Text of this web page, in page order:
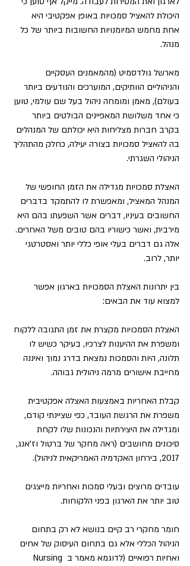
היכולת להאציל סמכויות באופן אפקטיבי היא
אחת מחמש המיומנויות החשובות ביותר של כל
מנהל.
מארשל גולדסמיט (מהמאמנים העסקיים
והניהוליים הוותיקים, המוערכים והנודעים ביותר
בעולם), מאמן ומומחה ניהול בעל שם עולמי, טוען
כי אחד משלושת המאפיינים הבולטים ביותר
בקרב חברות מצליחות היא יכולתם של המנהלים
בה להאציל סמכויות בצורה יעילה, כחלק מהתהליך
הניהולי השגרתי.
האצלת סמכויות מגדילה את הזמן החופשי של
המנהל המאציל, ומאפשרת לו להתמקד בדברים
החשובים בעיניו, דברים אשר השפעתו בהם היא
מירבית, ואשר כישוריו בהם טובים משל האחרים.
אלה גם דברים בעלי אופי כללי יותר ואסטרטגי
יותר, לרוב.
בין יתרונות האצלת הסמכויות בארגון אפשר
למצוא עוד את הבאים:
האצלת הסמכויות מקצרת את זמן התגובה ללקוח
ומשפרת את ההיענות לצרכיו, בעיקר כשיש לו
תלונה, היות והסמכות נמצאת בדרג נמוך ואיננה
מחייבת אישורים מרמה ניהולית גבוהה.
קבלת האחריות באמצעות האצלה אפקטיבית
משפרת את הרגשת העובד, כפי שציינתי קודם,
ומגדילה את היצירתיות והנכונות שלו לקחת
סיכונים מחושבים (ראה מחקר של ברטול וז'אנג,
2017, בירחון האקדמיה האמריקאית לניהול).
עובדים מרוצים ובעלי סמכות ואחריות מייצגים
טוב יותר את הארגון בפני הלקוחות.
חומר מחקרי רב קיים בנושא לא רק בתחום
הניהול הכללי אלא גם בתחום העיסוק של אחים
ואחיות רפואיים (לדוגמא מאמר ב Nursing